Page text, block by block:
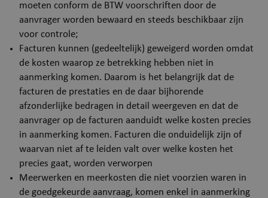
moeten conform de BTW voorschriften door de
aanvrager worden bewaard en steeds beschikbaar zijn
voor controle;
Facturen kunnen (gedeeltelijk) geweigerd worden omdat
de kosten waarop ze betrekking hebben niet in
aanmerking komen. Daarom is het belangrijk dat de
facturen de prestaties en de daar bijhorende
afzonderlijke bedragen in detail weergeven en dat de
aanvrager op de facturen aanduidt welke kosten precies
in aanmerking komen. Facturen die onduidelijk zijn of
waarvan niet af te leiden valt over welke kosten het
precies gaat, worden verworpen
Meerwerken en meerkosten die niet voorzien waren in
de goedgekeurde aanvraag, komen enkel in aanmerking
__RequestVerificationToken
Microsoft Corporation
webshop.puurs-sint-
amands.be
Google Privacy Policy